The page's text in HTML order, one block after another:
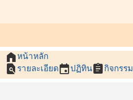
home หน้าหลัก
find_in_page รายละเอียดeventปฏิทินassignmentกิจกรรม